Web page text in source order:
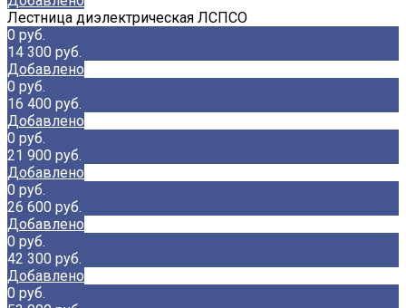
Лестница диэлектрическая ЛСПСО
0 руб.
14 300 руб.
Добавлено
0 руб.
16 400 руб.
Добавлено
0 руб.
21 900 руб.
Добавлено
0 руб.
26 600 руб.
Добавлено
0 руб.
42 300 руб.
Добавлено
0 руб.